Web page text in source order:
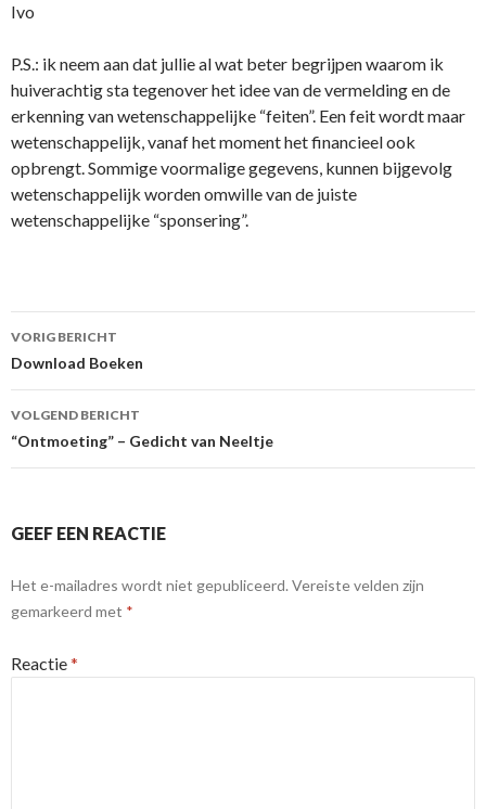
Ivo
P.S.: ik neem aan dat jullie al wat beter begrijpen waarom ik
huiverachtig sta tegenover het idee van de vermelding en de
erkenning van wetenschappelijke “feiten”. Een feit wordt maar
wetenschappelijk, vanaf het moment het financieel ook
opbrengt. Sommige voormalige gegevens, kunnen bijgevolg
wetenschappelijk worden omwille van de juiste
wetenschappelijke “sponsering”.
Berichtnavigatie
VORIG BERICHT
Download Boeken
VOLGEND BERICHT
“Ontmoeting” – Gedicht van Neeltje
GEEF EEN REACTIE
Het e-mailadres wordt niet gepubliceerd. Vereiste velden zijn
gemarkeerd met *
Reactie*